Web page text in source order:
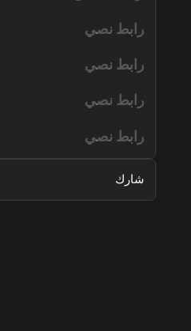
رابط نصي
رابط نصي
رابط نصي
رابط نصي
شارك